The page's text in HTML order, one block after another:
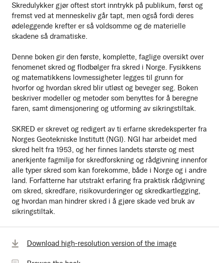
Skredulykker gjør oftest stort inntrykk på publikum, først og
fremst ved at menneskeliv går tapt, men også fordi deres
ødeleggende krefter er så voldsomme og de materielle
skadene så dramatiske.
Denne boken gir den første, komplette, faglige oversikt over
fenomenet skred og flodbølger fra skred i Norge. Fysikkens
og matematikkens lovmessigheter legges til grunn for
hvorfor og hvordan skred blir utløst og beveger seg. Boken
beskriver modeller og metoder som benyttes for å beregne
faren, samt dimensjonering og utforming av sikringstiltak.
SKRED er skrevet og redigert av ti erfarne skredeksperter fra
Norges Geotekniske Institutt (NGI). NGI har arbeidet med
skred helt fra 1953, og her finnes landets største og mest
anerkjente fagmiljø for skredforskning og rådgivning innenfor
alle typer skred som kan forekomme, både i Norge og i andre
land. Forfatterne har utstrakt erfaring fra praktisk rådgivning
om skred, skredfare, risikovurderinger og skredkartlegging,
og hvordan man hindrer skred i å gjøre skade ved bruk av
sikringstiltak.
Download high-resolution version of the image
Browse